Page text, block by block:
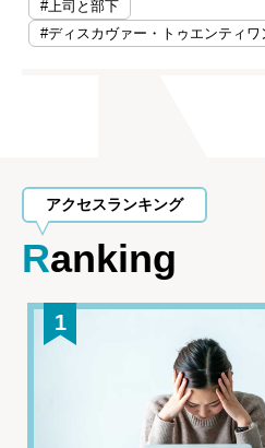
#上司と部下
#ディスカヴァー・トゥエンティワ
アクセスランキング
Ranking
1